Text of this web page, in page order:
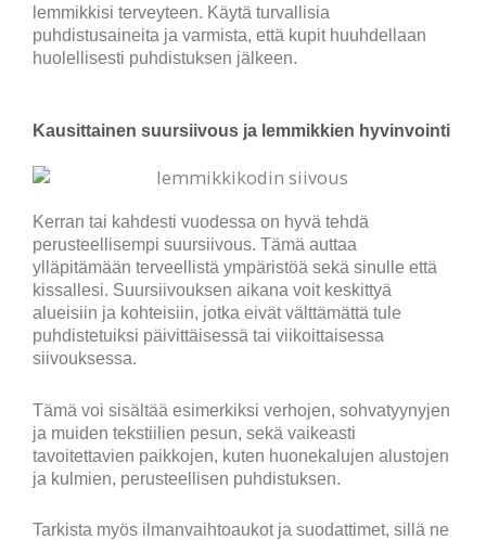
lemmikkisi terveyteen. Käytä turvallisia
puhdistusaineita ja varmista, että kupit huuhdellaan
huolellisesti puhdistuksen jälkeen.
Kausittainen suursiivous ja lemmikkien hyvinvointi
Kerran tai kahdesti vuodessa on hyvä tehdä
perusteellisempi suursiivous. Tämä auttaa
ylläpitämään terveellistä ympäristöä sekä sinulle että
kissallesi. Suursiivouksen aikana voit keskittyä
alueisiin ja kohteisiin, jotka eivät välttämättä tule
puhdistetuiksi päivittäisessä tai viikoittaisessa
siivouksessa.
Tämä voi sisältää esimerkiksi verhojen, sohvatyynyjen
ja muiden tekstiilien pesun, sekä vaikeasti
tavoitettavien paikkojen, kuten huonekalujen alustojen
ja kulmien, perusteellisen puhdistuksen.
Tarkista myös ilmanvaihtoaukot ja suodattimet, sillä ne